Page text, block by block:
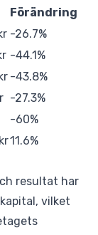
Förändring
-26.7%
-44.1%
-43.8%
-27.3%
-60%
11.6%
resultat har
vilket